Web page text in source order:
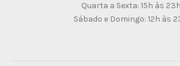
Quarta a Sexta: 15h às 23h
Sábado e Domingo: 12h às